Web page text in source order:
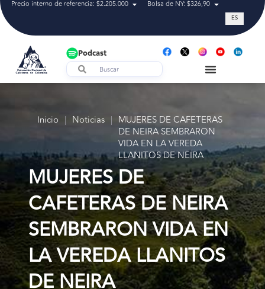
Precio interno de referencia: $2.205.000 Bolsa de NY: $326,90 Tasa de
ES
Podcast
Inicio | Noticias | MUJERES DE CAFETERAS
DE NEIRA SEMBRARON
VIDA EN LA VEREDA
LLANITOS DE NEIRA
MUJERES DE
CAFETERAS DE NEIRA
SEMBRARON VIDA EN
LA VEREDA LLANITOS
DE NEIRA